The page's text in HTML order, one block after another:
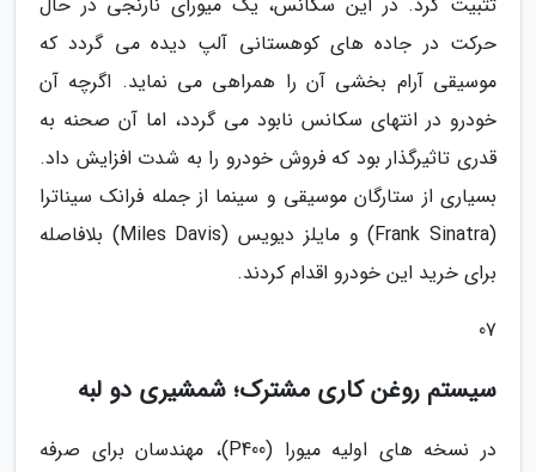
حرکت در جاده های کوهستانی آلپ دیده می گردد که
موسیقی آرام بخشی آن را همراهی می نماید. اگرچه آن
خودرو در انتهای سکانس نابود می گردد، اما آن صحنه به
قدری تاثیرگذار بود که فروش خودرو را به شدت افزایش داد.
بسیاری از ستارگان موسیقی و سینما از جمله فرانک سیناترا
(Frank Sinatra) و مایلز دیویس (Miles Davis) بلافاصله
برای خرید این خودرو اقدام کردند.
07
سیستم روغن کاری مشترک؛ شمشیری دو لبه
در نسخه های اولیه میورا (P400)، مهندسان برای صرفه